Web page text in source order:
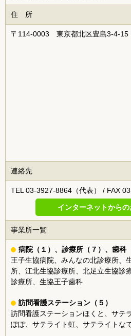
住 所
〒114-0003 東京都北区豊島3-4-
連絡先
TEL 03-3927-8864（代表） / FAX
インターネットから
事業所一覧
病院（１）、診療所（７）、歯科
王子生協病院、みんなの北診療所、
所、江北生協診療所、北足立生協診
診療所、生協王子歯科
訪問看護ステーション（５）
訪問看護ステーションほくと、サテ
ぽぽ、サテライト虹、サテライトな